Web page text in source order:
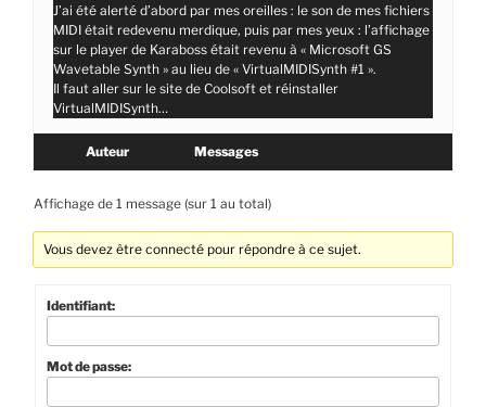
J’ai été alerté d’abord par mes oreilles : le son de mes fichiers
MIDI était redevenu merdique, puis par mes yeux : l’affichage
sur le player de Karaboss était revenu à « Microsoft GS
Wavetable Synth » au lieu de « VirtualMIDISynth #1 ».
Il faut aller sur le site de Coolsoft et réinstaller
VirtualMIDISynth…
Auteur Messages
Affichage de 1 message (sur 1 au total)
Vous devez être connecté pour répondre à ce sujet.
Identifiant:
Mot de passe: